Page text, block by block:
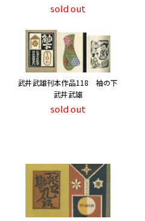
sold out
武井武雄刊本作品118 袖の下
武井武雄
sold out